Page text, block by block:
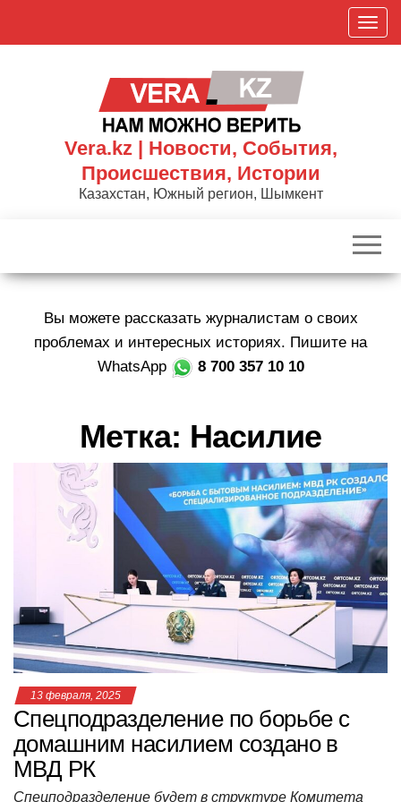
П
о
к
р
а
ц
и
ю
Vera.kz | Новости, События,
Происшествия, Истории
Казахстан, Южный регион, Шымкент
Вы можете рассказать журналистам о своих
проблемах и интересных историях. Пишите на
WhatsApp
8 700 357 10 10
Метка: Насилие
13 февраля, 2025
Спецподразделение по борьбе с
домашним насилием создано в
МВД РК
Спецподразделение будет в структуре Комитета